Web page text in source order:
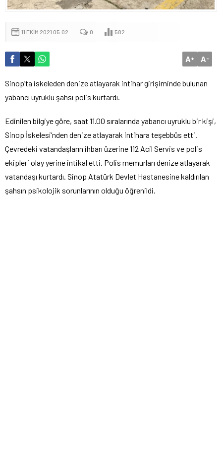
11 EKIM 2021 05:02 0 582
A+ A-
Sinop’ta iskeleden denize atlayarak intihar girişiminde bulunan
yabancı uyruklu şahsı polis kurtardı.
Edinilen bilgiye göre, saat 11.00 sıralarında yabancı uyruklu bir kişi,
Sinop İskelesi’nden denize atlayarak intihara teşebbüs etti.
Çevredeki vatandaşların ihbarı üzerine 112 Acil Servis ve polis
ekipleri olay yerine intikal etti. Polis memurları denize atlayarak
vatandaşı kurtardı. Sinop Atatürk Devlet Hastanesine kaldırılan
şahsın psikolojik sorunlarının olduğu öğrenildi.